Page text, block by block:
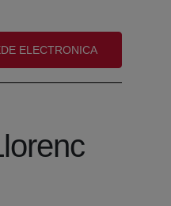
en nueva ventana)
ELECTRONICA